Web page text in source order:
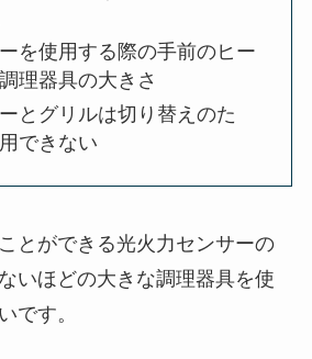
を使用する際の手前のヒー
理器具の大きさ
とグリルは切り替えのた
できない
とができる光火力センサーの
いほどの大きな調理器具を使
です。